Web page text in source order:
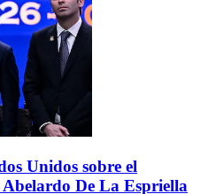
Unidos sobre el
De La Espriella